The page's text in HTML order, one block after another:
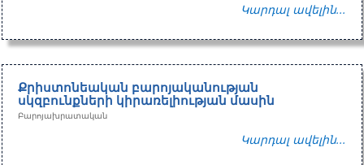
Կարդալ ավելին...
Քրիստոնեական բարոյականության
սկզբունքների կիրառելիության մասին
Բարոյախրատական
Կարդալ ավելին...